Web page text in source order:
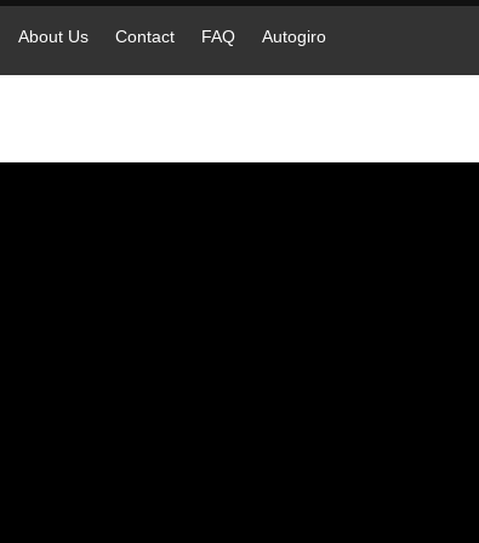
About Us Contact FAQ Autogiro